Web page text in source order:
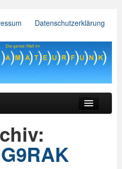
Datenschutzerklärung